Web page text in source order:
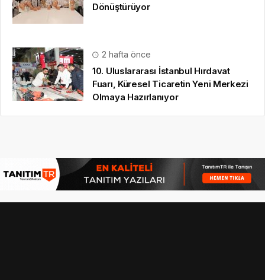
Dönüştürüyor
2 hafta önce
10. Uluslararası İstanbul Hırdavat
Fuarı, Küresel Ticaretin Yeni Merkezi
Olmaya Hazırlanıyor